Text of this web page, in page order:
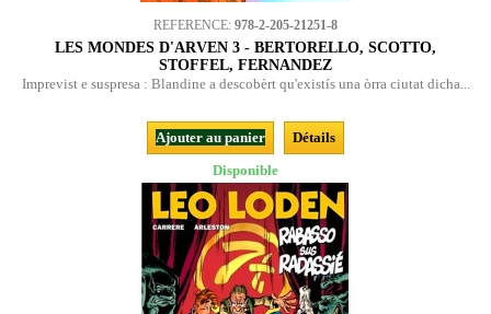
REFERENCE: 978-2-205-21251-8
LES MONDES D'ARVEN 3 - BERTORELLO, SCOTTO,
STOFFEL, FERNANDEZ
Imprevist e suspresa : Blandine a descobèrt qu'existís una òrra ciutat dicha...
Ajouter au panier
Détails
Disponible